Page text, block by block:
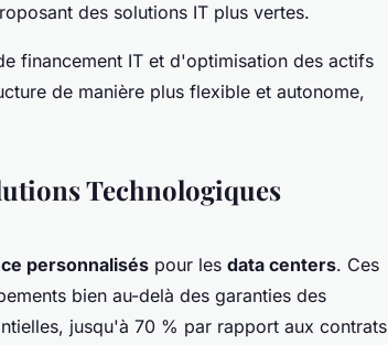
des solutions IT plus vertes.
financement IT et d'optimisation des actifs
de manière plus flexible et autonome,
Technologiques
personnalisés pour les data centers. Ces
bien au-delà des garanties des
jusqu'à 70 % par rapport aux contrats